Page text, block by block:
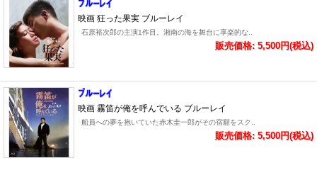
映画 狂った果実 ブルーレイ
石原裕次郎の主演1作目。湘南の海を舞台に享楽的な..
販売価格: 5,500円(税込)
映画 霧笛が俺を呼んでいる ブルーレイ
船員への夢を抱いていた赤木圭一郎がその宿願をスク..
販売価格: 5,500円(税込)